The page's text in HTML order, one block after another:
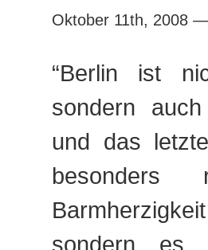
Oktober 11th, 2008
“Berlin ist
sondern
und das
besonders
sondern es